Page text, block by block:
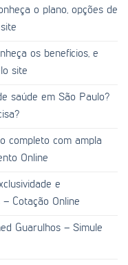
o plano, opções de
os benefícios, e
site
saúde em São Paulo?
completo com ampla
Online
e
Cotação Online
Guarulhos – Simule